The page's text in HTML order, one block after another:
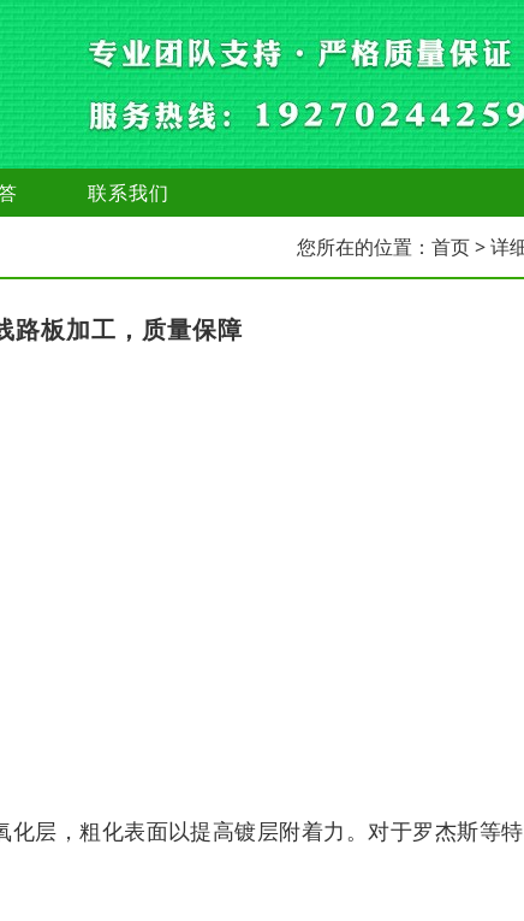
联系我们
您所在的位置： 首页> 详
路板加工，质量保障
层，粗化表面以提高镀层附着力。对于罗杰斯等